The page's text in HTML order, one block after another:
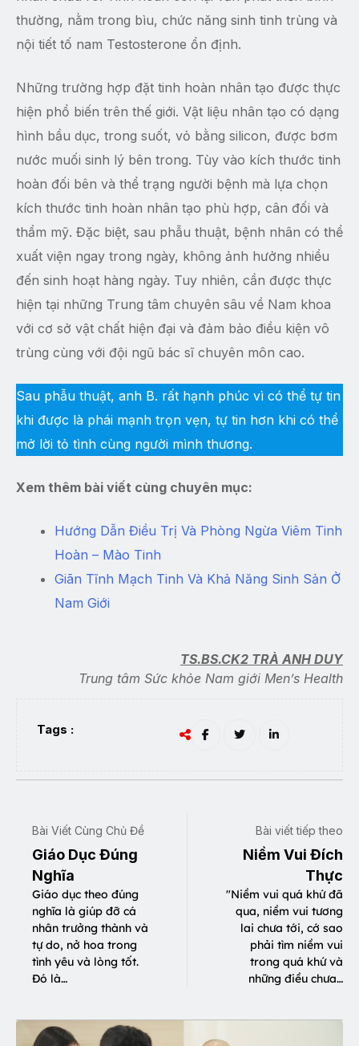
thường, nằm trong bìu, chức năng sinh tinh trùng và
nội tiết tố nam Testosterone ổn định.
Những trường hợp đặt tinh hoàn nhân tạo được thực
hiện phổ biến trên thế giới. Vật liệu nhân tạo có dạng
hình bầu dục, trong suốt, vỏ bằng silicon, được bơm
nước muối sinh lý bên trong. Tùy vào kích thước tinh
hoàn đối bên và thể trạng người bệnh mà lựa chọn
kích thước tinh hoàn nhân tạo phù hợp, cân đối và
thẩm mỹ. Đặc biệt, sau phẫu thuật, bệnh nhân có thể
xuất viện ngay trong ngày, không ảnh hưởng nhiều
đến sinh hoạt hàng ngày. Tuy nhiên, cần được thực
hiện tại những Trung tâm chuyên sâu về Nam khoa
với cơ sở vật chất hiện đại và đảm bảo điều kiện vô
trùng cùng với đội ngũ bác sĩ chuyên môn cao.
Sau phẫu thuật, anh B. rất hạnh phúc vì có thể tự tin
khi được là phái mạnh trọn vẹn, tự tin hơn khi có thể
mở lời tỏ tình cùng người mình thương.
Xem thêm bài viết cùng chuyên mục:
Hướng Dẫn Điều Trị Và Phòng Ngừa Viêm Tinh
Hoàn – Mào Tinh
Giãn Tĩnh Mạch Tinh Và Khả Năng Sinh Sản Ở
Nam Giới
TS.BS.CK2 TRÀ ANH DUY
Trung tâm Sức khỏe Nam giới Men’s Health
Tags :
Bài Viết Cùng Chủ Đề
Giáo Dục Đúng
Nghĩa
Giáo dục theo đúng
nghĩa là giúp đỡ cá
nhân trưởng thành và
tự do, nở hoa trong
tình yêu và lòng tốt.
Đó là…
Bài viết tiếp theo
Niềm Vui Đích
Thực
"Niềm vui quá khứ đã
qua, niềm vui tương
lai chưa tới, cớ sao
phải tìm niềm vui
trong quá khứ và
những điều chưa…